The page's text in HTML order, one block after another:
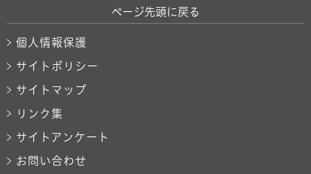
ページ先頭に戻る
個人情報保護
サイトポリシー
サイトマップ
リンク集
サイトアンケート
お問い合わせ